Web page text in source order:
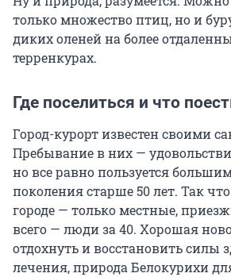
только множество птиц, но и
диких оленей на более
терренкурах.
Где поселиться и что
Город-курорт известен своими
Пребывание в них —
но все равно пользуется
поколения старше 50 лет. Так
городе — только местные,
всего — люди за 40. Хорошая
отдохнуть и восстановить силы
лечения, природа Белокурихи